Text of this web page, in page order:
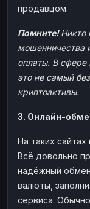
продавцом.
Помните!Никто
мошенничества
оплаты. В
это не самый
криптоактивы.
3. Онлайн-
На таких
Всё довольно
надёжный
валюты,
сервиса.